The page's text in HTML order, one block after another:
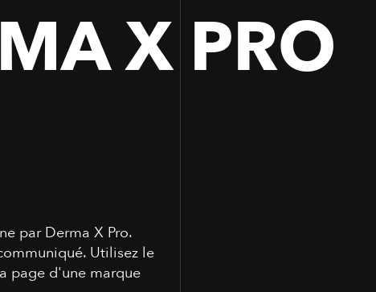
X PRO
par Derma X Pro.
Utilisez le
page d'une marque